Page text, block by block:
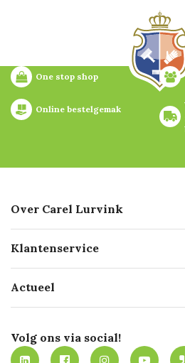
One stop shop
Online bestelgemak
Over Carel Lurvink
Geschiedenis
Missie
Werken bij Carel Lurvink
MVO
Klantenservice
Bezorgen
Mijn Carel Lurvink
Mijn Carel Lurvink instructievideo's
Actueel
Innovation LAB
Tevreden klanten
Volg ons via social!